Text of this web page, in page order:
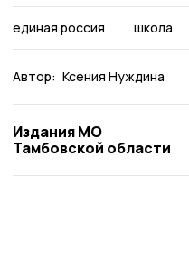
единая россия школа
Автор: Ксения Нуждина
Издания МО
Тамбовской области